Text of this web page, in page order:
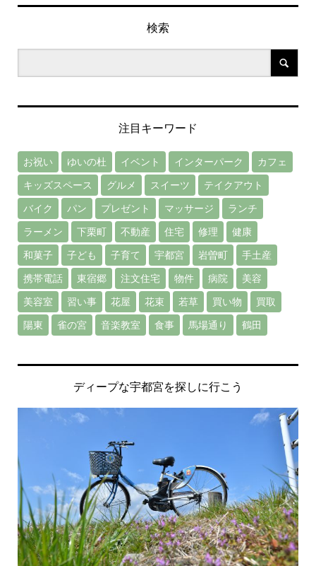
検索
注目キーワード
お祝い ゆいの杜 イベント インターパーク
カフェ
キッズスペース
グルメ スイーツ
テイクアウト
バイク
パン プレゼント マッサージ
ランチ
ラーメン
下栗町 不動産 住宅 修理
健康
和菓子
子ども 子育て 宇都宮 岩曽町
手土産
携帯電話
東宿郷 注文住宅 物件 病院
美容
美容室
習い事 花屋 花束 若草 買い物
買取
陽東
雀の宮 音楽教室 食事 馬場通り 鶴田
ディープな宇都宮を探しに行こう